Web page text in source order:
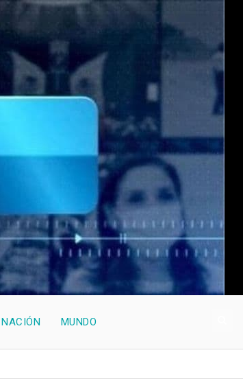
NACIÓN MUNDO